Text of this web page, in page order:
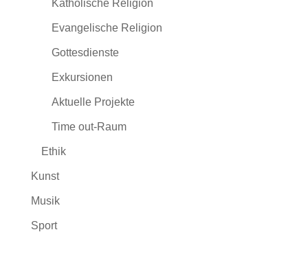
Katholische Religion
Evangelische Religion
Gottesdienste
Exkursionen
Aktuelle Projekte
Time out-Raum
Ethik
Kunst
Musik
Sport